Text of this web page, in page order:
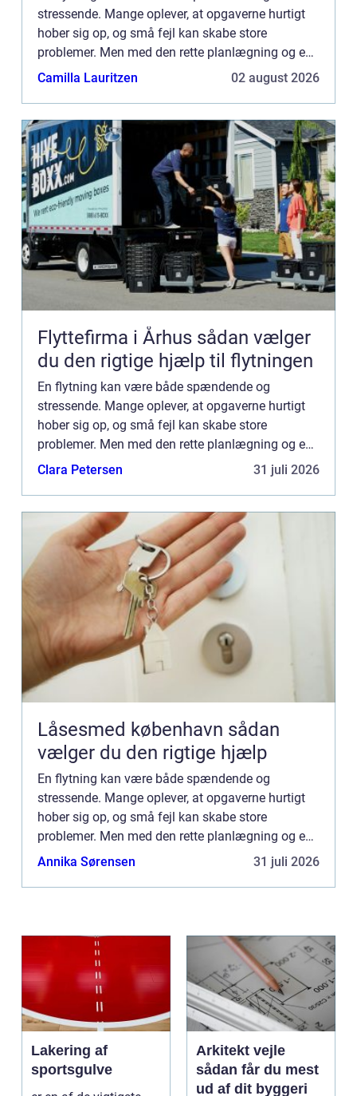
stressende. Mange oplever, at opgaverne hurtigt
hober sig op, og små fejl kan skabe store
problemer. Men med den rette planlægning og en
klar tjekliste kan du gøre flytteproc...
Camilla Lauritzen 02 august 2026
Flyttefirma i Århus sådan vælger
du den rigtige hjælp til flytningen
En flytning kan være både spændende og
stressende. Mange oplever, at opgaverne hurtigt
hober sig op, og små fejl kan skabe store
problemer. Men med den rette planlægning og en
klar tjekliste kan du gøre flytteproc...
Clara Petersen 31 juli 2026
Låsesmed københavn sådan
vælger du den rigtige hjælp
En flytning kan være både spændende og
stressende. Mange oplever, at opgaverne hurtigt
hober sig op, og små fejl kan skabe store
problemer. Men med den rette planlægning og en
klar tjekliste kan du gøre flytteproc...
Annika Sørensen 31 juli 2026
Lakering af
sportsgulve
Arkitekt vejle
sådan får du mest
ud af dit byggeri